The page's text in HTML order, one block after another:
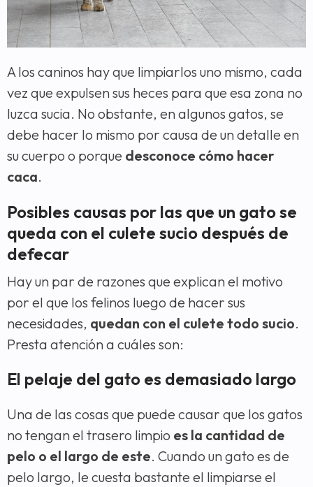
A los caninos hay que limpiarlos uno mismo, cada
vez que expulsen sus heces para que esa zona no
luzca sucia. No obstante, en algunos gatos, se
debe hacer lo mismo por causa de un detalle en
su cuerpo o porque desconoce cómo hacer
caca.
Posibles causas por las que un gato se
queda con el culete sucio después de
defecar
Hay un par de razones que explican el motivo
por el que los felinos luego de hacer sus
necesidades, quedan con el culete todo sucio.
Presta atención a cuáles son:
El pelaje del gato es demasiado largo
Una de las cosas que puede causar que los gatos
no tengan el trasero limpio es la cantidad de
pelo o el largo de este. Cuando un gato es de
pelo largo, le cuesta bastante el limpiarse el